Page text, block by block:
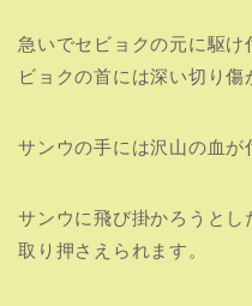
急いでセビョクの元に駆
ビョクの首には深い切り傷
サンウの手には沢山の血が
サンウに飛び掛かろうとし
取り押さえられます。